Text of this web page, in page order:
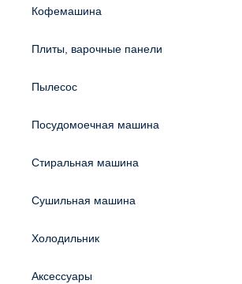
Кофемашина
Плиты, варочные панели
Пылесос
Посудомоечная машина
Стиральная машина
Сушильная машина
Холодильник
Аксессуары